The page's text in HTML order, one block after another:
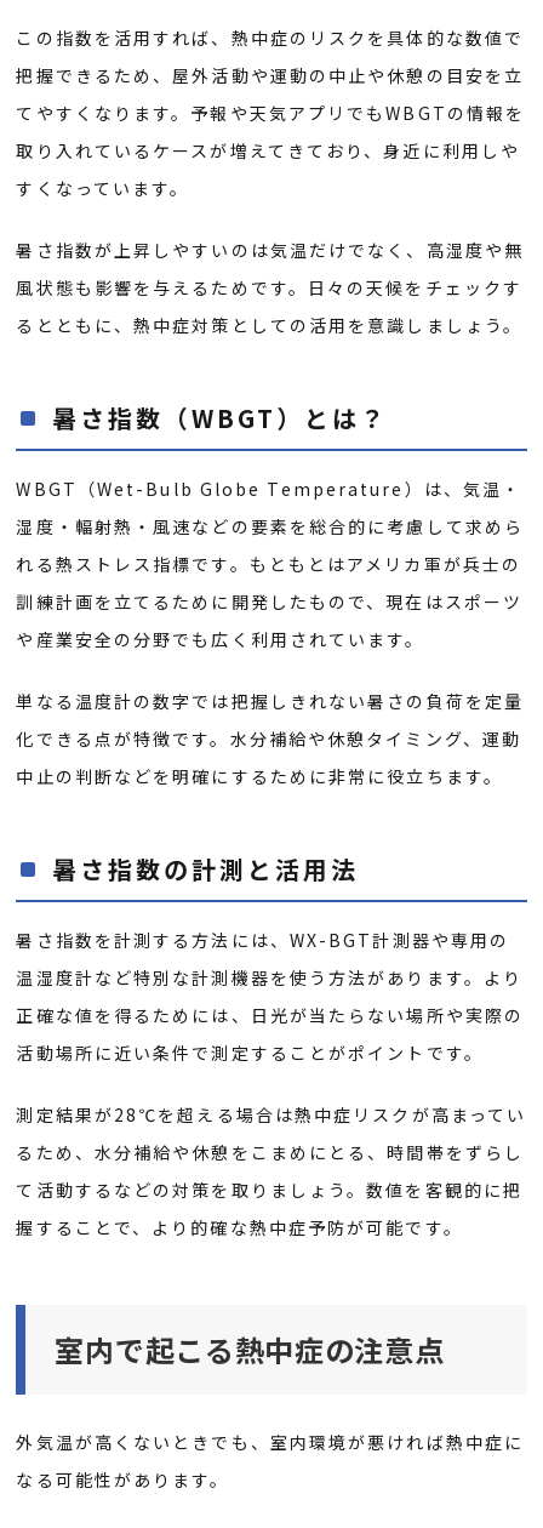
この指数を活用すれば、熱中症のリスクを具体的な数値で
把握できるため、屋外活動や運動の中止や休憩の目安を立
てやすくなります。予報や天気アプリでもWBGTの情報を
取り入れているケースが増えてきており、身近に利用しや
すくなっています。
暑さ指数が上昇しやすいのは気温だけでなく、高湿度や無
風状態も影響を与えるためです。日々の天候をチェックす
るとともに、熱中症対策としての活用を意識しましょう。
暑さ指数（WBGT）とは？
WBGT（Wet-Bulb Globe Temperature）は、気温・
湿度・輻射熱・風速などの要素を総合的に考慮して求めら
れる熱ストレス指標です。もともとはアメリカ軍が兵士の
訓練計画を立てるために開発したもので、現在はスポーツ
や産業安全の分野でも広く利用されています。
単なる温度計の数字では把握しきれない暑さの負荷を定量
化できる点が特徴です。水分補給や休憩タイミング、運動
中止の判断などを明確にするために非常に役立ちます。
暑さ指数の計測と活用法
暑さ指数を計測する方法には、WX-BGT計測器や専用の
温湿度計など特別な計測機器を使う方法があります。より
正確な値を得るためには、日光が当たらない場所や実際の
活動場所に近い条件で測定することがポイントです。
測定結果が28℃を超える場合は熱中症リスクが高まってい
るため、水分補給や休憩をこまめにとる、時間帯をずらし
て活動するなどの対策を取りましょう。数値を客観的に把
握することで、より的確な熱中症予防が可能です。
室内で起こる熱中症の注意点
外気温が高くないときでも、室内環境が悪ければ熱中症に
なる可能性があります。